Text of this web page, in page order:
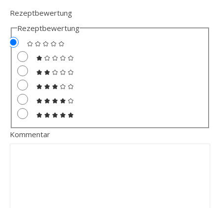
Rezeptbewertung
Rezeptbewertung
Kommentar